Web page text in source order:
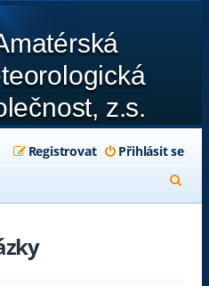
z.s.
Přihlásit se
Registrovat
l